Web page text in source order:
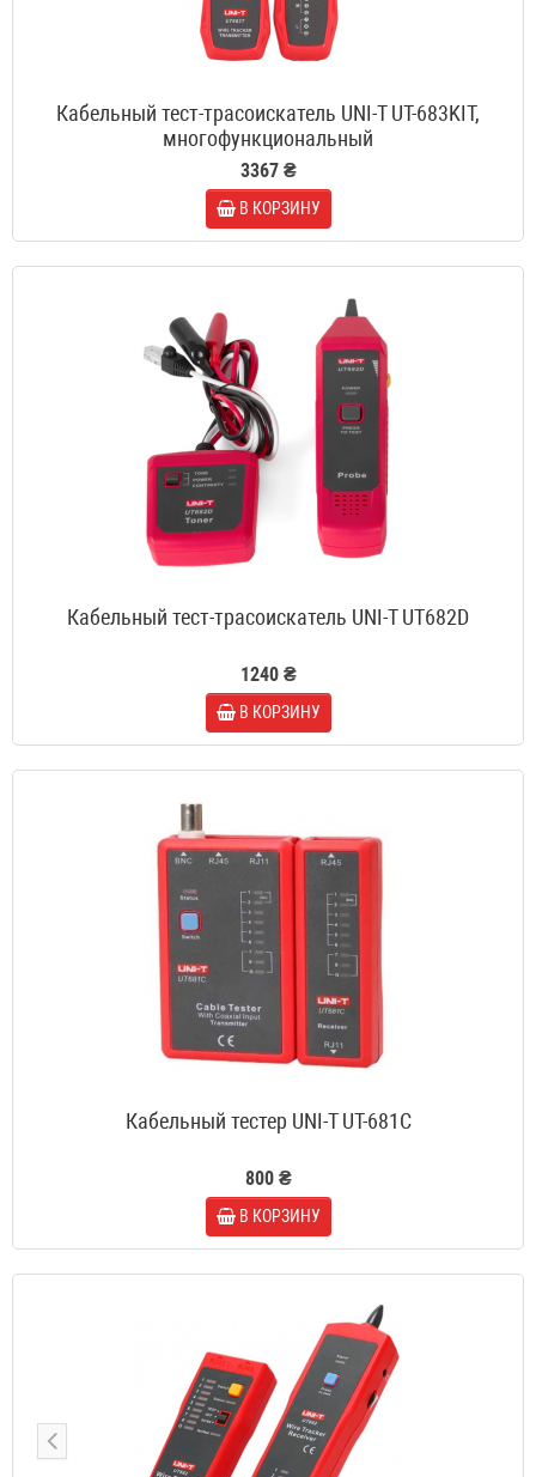
Кабельный тест-трасоискатель UNI-T UT-683KIT,
многофункциональный
3367 ₴
В КОРЗИНУ
Кабельный тест-трасоискатель UNI-T UT682D
1240 ₴
В КОРЗИНУ
Кабельный тестер UNI-T UT-681C
800 ₴
В КОРЗИНУ